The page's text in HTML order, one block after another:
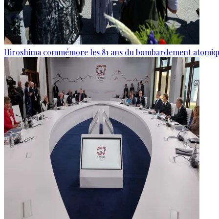
Hiroshima commémore les 81 ans du bombardement